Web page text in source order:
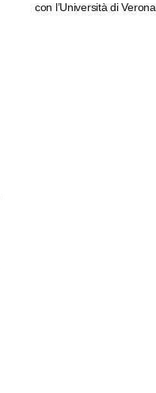
con l’Università di Verona